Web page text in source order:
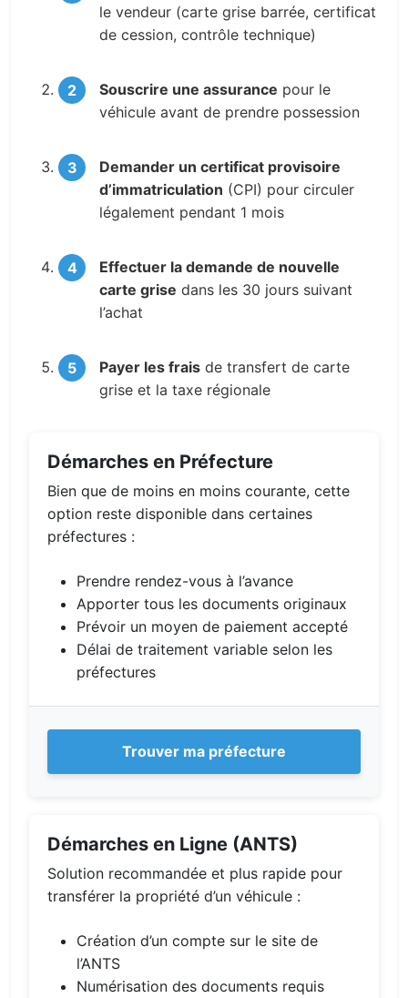
le vendeur (carte grise barrée, certificat
de cession, contrôle technique)
Souscrire une assurance pour le
véhicule avant de prendre possession
Demander un certificat provisoire
d’immatriculation (CPI) pour circuler
légalement pendant 1 mois
Effectuer la demande de nouvelle
carte grise dans les 30 jours suivant
l’achat
Payer les frais de transfert de carte
grise et la taxe régionale
Démarches en Préfecture
Bien que de moins en moins courante, cette
option reste disponible dans certaines
préfectures :
Prendre rendez-vous à l’avance
Apporter tous les documents originaux
Prévoir un moyen de paiement accepté
Délai de traitement variable selon les
préfectures
Trouver ma préfecture
Démarches en Ligne (ANTS)
Solution recommandée et plus rapide pour
transférer la propriété d’un véhicule :
Création d’un compte sur le site de
l’ANTS
Numérisation des documents requis